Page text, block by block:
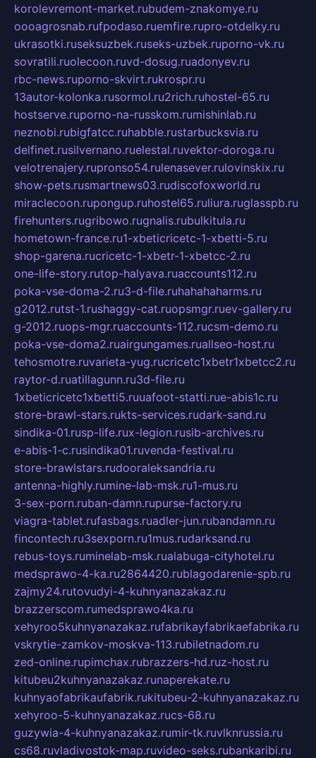
korolevremont-market.rubudem-znakomye.ru
oooagrosnab.rufpodaso.ruemfire.rupro-otdelky.ru
ukrasotki.ruseksuzbek.ruseks-uzbek.ruporno-vk.ru
sovratili.ruolecoon.ruvd-dosug.ruadonyev.ru
rbc-news.ruporno-skvirt.rukrospr.ru
13autor-kolonka.rusormol.ru2rich.ruhostel-65.ru
hostserve.ruporno-na-russkom.rumishinlab.ru
neznobi.rubigfatcc.ruhabble.rustarbucksvia.ru
delfinet.rusilvernano.ruelestal.ruvektor-doroga.ru
velotrenajery.rupronso54.rulenasever.rulovinskix.ru
show-pets.rusmartnews03.rudiscofoxworld.ru
miraclecoon.rupongup.ruhostel65.ruliura.ruglasspb.ru
firehunters.rugribowo.rugnalis.rubulkitula.ru
hometown-france.ru1-xbeticricetc-1-xbetti-5.ru
shop-garena.rucricetc-1-xbetr-1-xbetcc-2.ru
one-life-story.rutop-halyava.ruaccounts112.ru
poka-vse-doma-2.ru3-d-file.ruhahahaharms.ru
g2012.rutst-1.rushaggy-cat.ruopsmgr.ruev-gallery.ru
g-2012.ruops-mgr.ruaccounts-112.rucsm-demo.ru
poka-vse-doma2.ruairgungames.ruallseo-host.ru
tehosmotre.ruvarieta-yug.rucricetc1xbetr1xbetcc2.ru
raytor-d.ruatillagunn.ru3d-file.ru
1xbeticricetc1xbetti5.ruuafoot-statti.rue-abis1c.ru
store-brawl-stars.rukts-services.rudark-sand.ru
sindika-01.rusp-life.rux-legion.rusib-archives.ru
e-abis-1-c.rusindika01.ruvenda-festival.ru
store-brawlstars.rudooraleksandria.ru
antenna-highly.rumine-lab-msk.ru1-mus.ru
3-sex-porn.ruban-damn.rupurse-factory.ru
viagra-tablet.rufasbags.ruadler-jun.rubandamn.ru
fincontech.ru3sexporn.ru1mus.rudarksand.ru
rebus-toys.ruminelab-msk.rualabuga-cityhotel.ru
medsprawo-4-ka.ru2864420.rublagodarenie-spb.ru
zajmy24.rutovudyi-4-kuhnyanazakaz.ru
brazzerscom.rumedsprawo4ka.ru
xehyroo5kuhnyanazakaz.rufabrikayfabrikaefabrika.ru
vskrytie-zamkov-moskva-113.rubiletnadom.ru
zed-online.rupimchax.rubrazzers-hd.ruz-host.ru
kitubeu2kuhnyanazakaz.runaperekate.ru
kuhnyaofabrikaufabrik.rukitubeu-2-kuhnyanazakaz.ru
xehyroo-5-kuhnyanazakaz.rucs-68.ru
guzywia-4-kuhnyanazakaz.rumir-tk.ruvlknrussia.ru
cs68.ruvladivostok-map.ruvideo-seks.rubankaribi.ru